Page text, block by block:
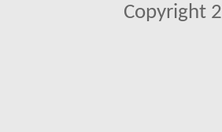
Copyright